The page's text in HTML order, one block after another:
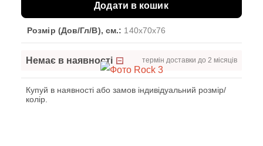
Розмір (Дов/Гл/В), см.: 140x70x76
Немає в наявності термін доставки до 2 місяців
Купуй в наявності або замов індивідуальний розмір/
колір.
Додати в кошик